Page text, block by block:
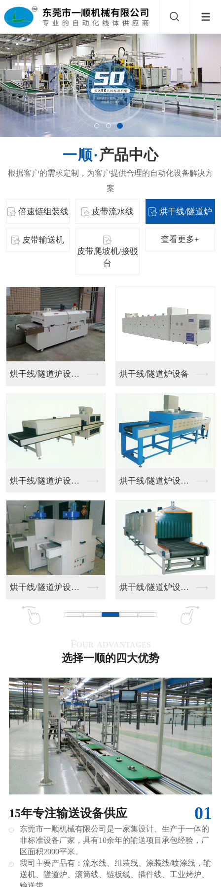
产品中心
倍速链组装线 皮带流水线 烘干线/隧道炉
皮带输送机
皮带爬坡机/接驳
台
查看更多+
小型皮带输送机 小型皮带输送机二
小型皮带输送机三 挡板输送机
挡板输送机 皮带转弯输送机二
Four advantages
选择一顺的四大优势
01
15年专注输送设备供应
东莞市一顺机械有限公司是一家集设计、生产于一体的
非标准设备厂家，具有10余年的输送项目承包经验，厂
区面积2000平米。
我司主要产品有：流水线、组装线、涂装线/喷涂线，输
送机、隧道炉、滚筒线、链板线、插件线、工业烤炉、